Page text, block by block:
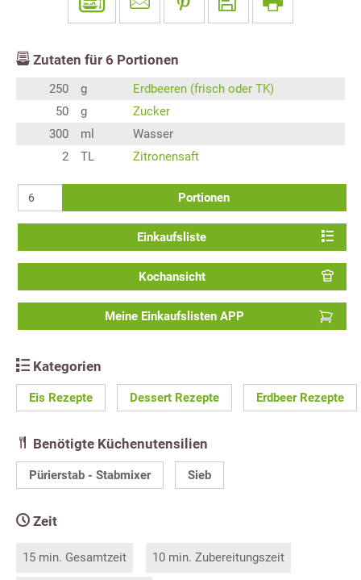
Zutaten für 6 Portionen
250 g
Erdbeeren (frisch oder TK)
50
g
Zucker
300
ml
Wasser
2
TL Zitronensaft
Portionen
Einkaufsliste
Kochansicht
Meine Einkaufslisten APP
Kategorien
Eis Rezepte Dessert Rezepte Erdbeer Rezepte
Benötigte Küchenutensilien
Pürierstab - Stabmixer Sieb
Zeit
15 min. Gesamtzeit 10 min. Zubereitungszeit